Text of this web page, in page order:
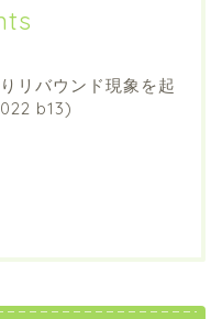
リバウンド現象を起
b13)